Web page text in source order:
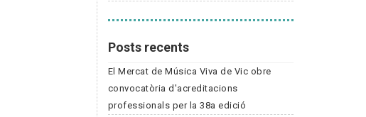
Posts recents
El Mercat de Música Viva de Vic obre
convocatòria d'acreditacions
professionals per la 38a edició